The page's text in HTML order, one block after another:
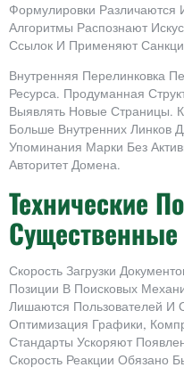
Формулировки Различаются
Алгоритмы Распознают
Ссылок И Применяют
Внутренняя Перелинковка
Ресурса. Продуманная
Выявлять Новые Страницы.
Больше Внутренних Линков
Упоминания Марки Без
Авторитет Домена.
Технические
Существенные
Скорость Загрузки
Позиции В Поисковых
Лишаются Пользователей И
Оптимизация Графики,
Стандарты Ускоряют
Скорость Реакции Обязано